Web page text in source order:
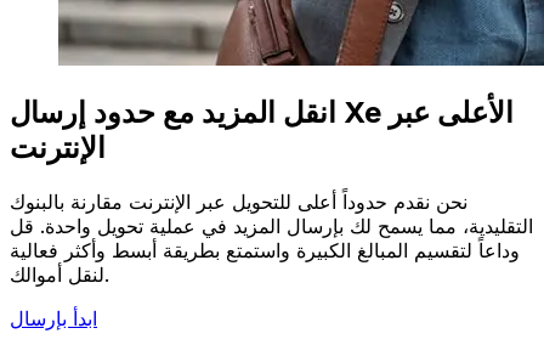
انقل المزيد مع حدود إرسال Xe الأعلى عبر
الإنترنت
نحن نقدم حدوداً أعلى للتحويل عبر الإنترنت مقارنة بالبنوك
التقليدية، مما يسمح لك بإرسال المزيد في عملية تحويل واحدة. قل
وداعاً لتقسيم المبالغ الكبيرة واستمتع بطريقة أبسط وأكثر فعالية
لنقل أموالك.
ابدأ بإرسال